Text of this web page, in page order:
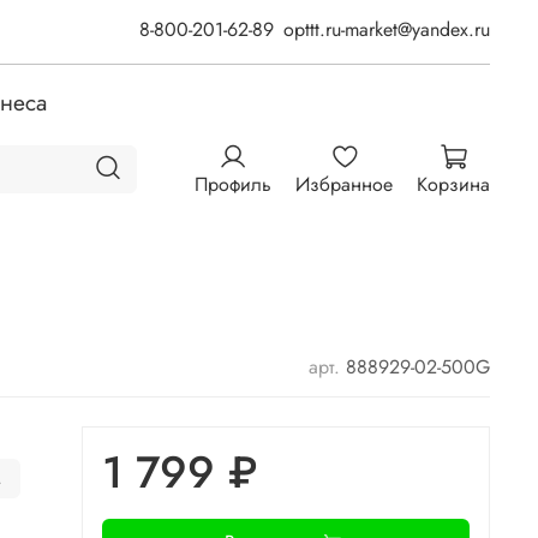
8-800-201-62-89 opttt.ru-market@yandex.ru
Профиль Избранное Корзина
арт. 888929-02-500G
1 799 ₽